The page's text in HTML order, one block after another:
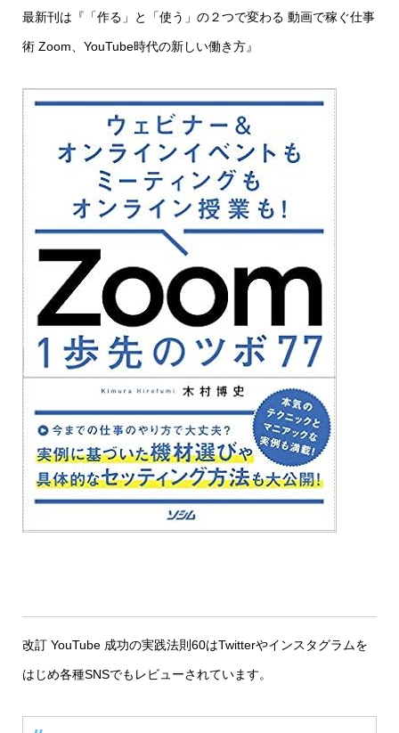
最新刊は『「作る」と「使う」の２つで変わる 動画で稼ぐ仕事
術 Zoom、YouTube時代の新しい働き方』
改訂 YouTube 成功の実践法則60はTwitterやインスタグラムを
はじめ各種SNSでもレビューされています。